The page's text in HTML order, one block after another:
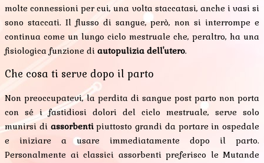
molte connessioni per cui, una volta staccatasi, anche i vasi si
sono staccati. Il flusso di sangue, però, non si interrompe e
continua come un lungo ciclo mestruale che, peraltro, ha una
fisiologica funzione di autopulizia dell'utero.
Che cosa ti serve dopo il parto
Non preoccupatevi, la perdita di sangue post parto non porta
con sé i fastidiosi dolori del ciclo mestruale, serve solo
munirsi di assorbentipiuttosto grandi da portare in ospedale
e iniziare a usare immediatamente dopo il parto.
Personalmente ai classici assorbenti preferisco le Mutande